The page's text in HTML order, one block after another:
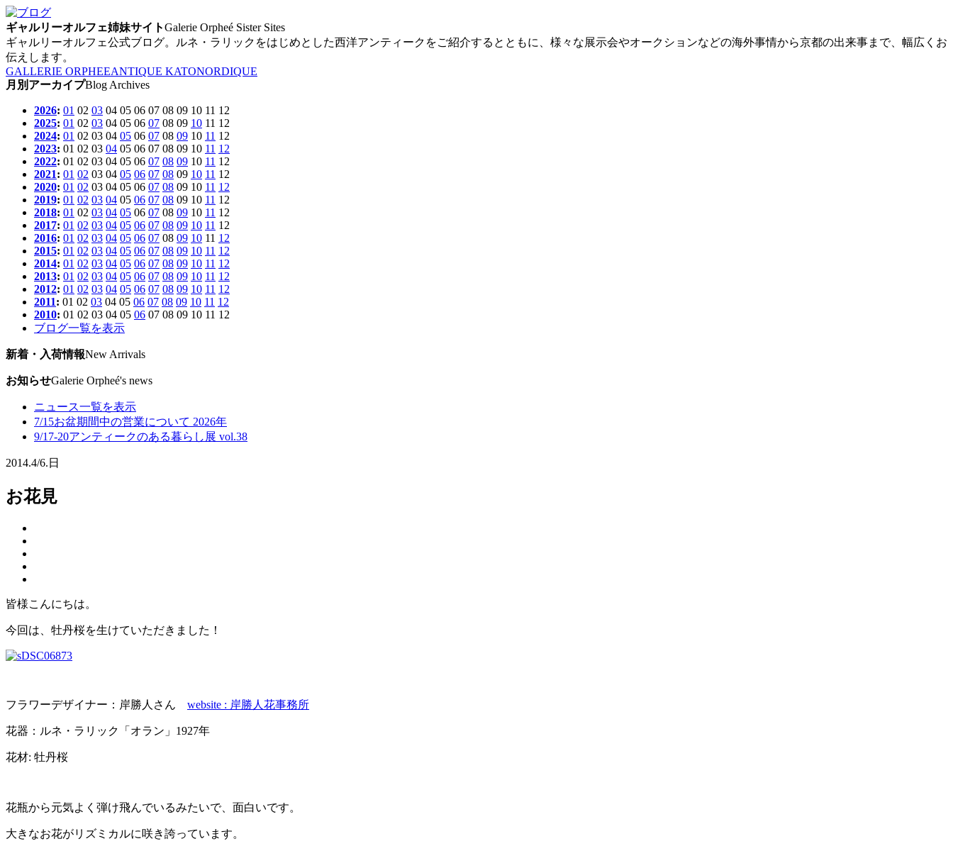
ギャルリーオルフェ姉妹サイトGalerie Orpheé Sister Sites
ギャルリーオルフェ公式ブログ。ルネ・ラリックをはじめとした西洋アンティークをご紹介するとともに、様々な展示会やオークションなどの海外事情から京都の出来事まで、幅広くお
伝えします。
GALLERIE ORPHEEANTIQUE KATONORDIQUE
月別アーカイプBlog Archives
2026: 01 02 03 04 05 06 07 08 09 10 11 12
2025: 01 02 03 04 05 06 07 08 09 10 11 12
2024: 01 02 03 04 05 06 07 08 09 10 11 12
2023: 01 02 03 04 05 06 07 08 09 10 11 12
2022: 01 02 03 04 05 06 07 08 09 10 11 12
2021: 01 02 03 04 05 06 07 08 09 10 11 12
2020: 01 02 03 04 05 06 07 08 09 10 11 12
2019: 01 02 03 04 05 06 07 08 09 10 11 12
2018: 01 02 03 04 05 06 07 08 09 10 11 12
2017: 01 02 03 04 05 06 07 08 09 10 11 12
2016: 01 02 03 04 05 06 07 08 09 10 11 12
2015: 01 02 03 04 05 06 07 08 09 10 11 12
2014: 01 02 03 04 05 06 07 08 09 10 11 12
2013: 01 02 03 04 05 06 07 08 09 10 11 12
2012: 01 02 03 04 05 06 07 08 09 10 11 12
2011: 01 02 03 04 05 06 07 08 09 10 11 12
2010: 01 02 03 04 05 06 07 08 09 10 11 12
ブログ一覧を表示
新着・入荷情報New Arrivals
お知らせGalerie Orpheé's news
ニュース一覧を表示
7/15お盆期間中の営業について 2026年
9/17-20アンティークのある暮らし展 vol.38
2014.4/6. 日
お花見
皆様こんにちは。
今回は、牡丹桜を生けていただきました！
フラワーデザイナー：岸勝人さん website : 岸勝人花事務所
花器：ルネ・ラリック「オラン」1927年
花材: 牡丹桜
花瓶から元気よく弾け飛んでいるみたいで、面白いです。
大きなお花がリズミカルに咲き誇っています。